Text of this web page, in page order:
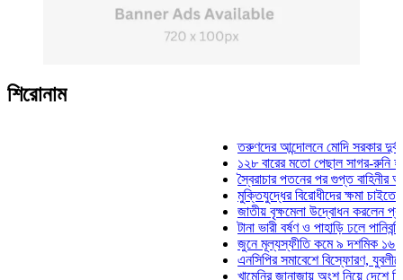
শিরোনাম
তরুণদের আন্দোলনে মোদি সরকার দুর্বল
১২৮ বারের মতো পেছাল সাগর-রুনি হত্যা
স্বৈরাচার পতনের পর গুপ্ত বাহিনীর
মুক্তিযুদ্ধের বিরোধীদের ক্ষমা চাইতে হবে:
জাতীয় বৃক্ষমেলা উদ্বোধন করলেন প্রধানমন্ত্রী
টানা ভারী বর্ষণ ও পাহাড়ি ঢলে পানিবন্দি
জুনে মূল্যস্ফীতি কমে ৯ দশমিক ১৬ শতাংশ
এনসিপির সমাবেশে বিস্ফোরণ, যুবলীগের দুই
খামেনির জানাজায় অংশ নিয়ে দেশে ফিরলেন